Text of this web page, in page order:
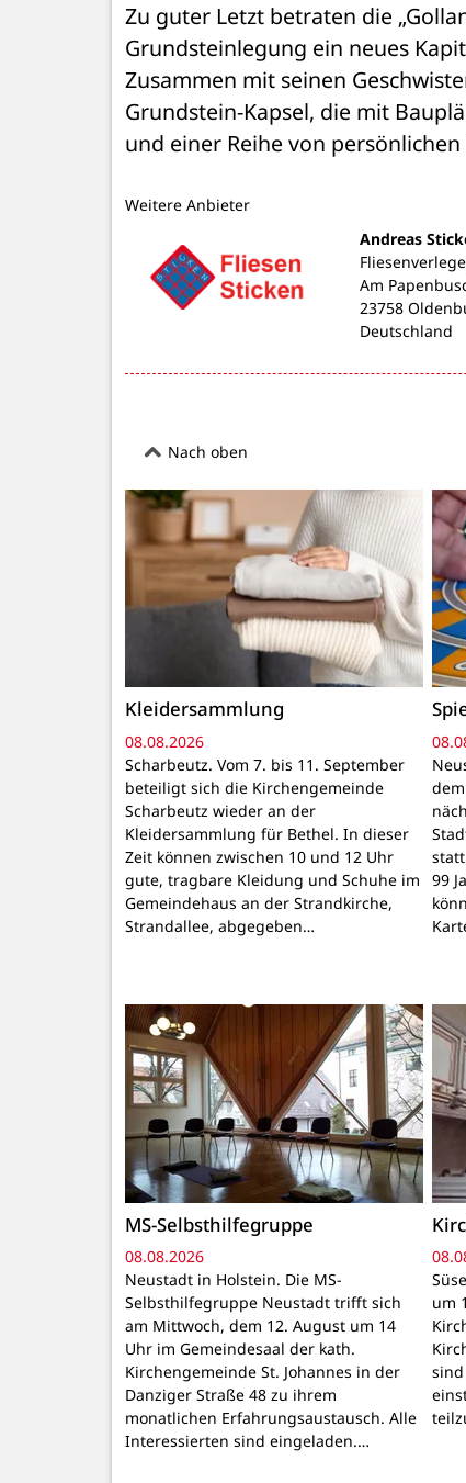
Zu guter Letzt betraten die
Grundsteinlegung ein neues
Zusammen mit seinen
Grundstein-Kapsel, die mit
und einer Reihe von
Weitere Anbieter
Andreas
Am
23758
Deutschland
Nach oben
Kleidersammlung
08.08.2026
Scharbeutz. Vom 7. bis 11. September
beteiligt sich die Kirchengemeinde
Scharbeutz wieder an der
Kleidersammlung für Bethel. In dieser
Zeit können zwischen 10 und 12 Uhr
gute, tragbare Kleidung und Schuhe im
Gemeindehaus an der Strandkirche,
Strandallee, abgegeben…
99
MS-Selbsthilfegruppe
08.08.2026
Neustadt in Holstein. Die MS-
Selbsthilfegruppe Neustadt trifft sich
am Mittwoch, dem 12. August um 14
Uhr im Gemeindesaal der kath.
Kirchengemeinde St. Johannes in der
Danziger Straße 48 zu ihrem
monatlichen Erfahrungsaustausch. Alle
Interessierten sind eingeladen.…
um